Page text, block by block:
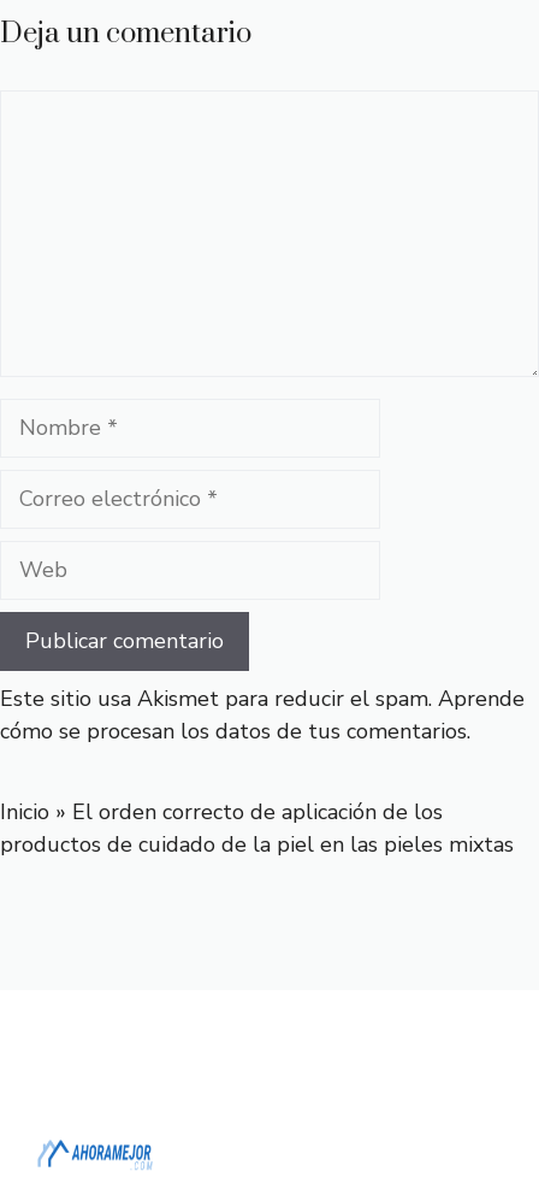
Deja un comentario
Nombre
Correo
Web
Este sitio usa Akismet para reducir el spam. Aprende
cómo se procesan los datos de tus comentarios.
Inicio » El orden correcto de aplicación de los
productos de cuidado de la piel en las pieles mixtas